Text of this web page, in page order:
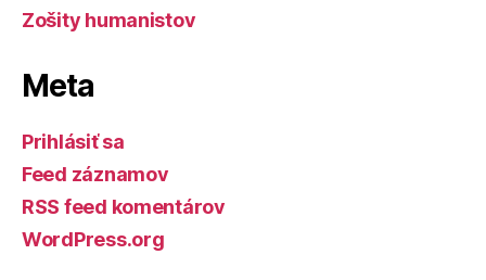
Zošity humanistov
Meta
Prihlásiť sa
Feed záznamov
RSS feed komentárov
WordPress.org